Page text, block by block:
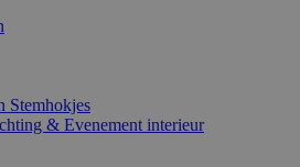
Stemhokjes
& Evenement interieur